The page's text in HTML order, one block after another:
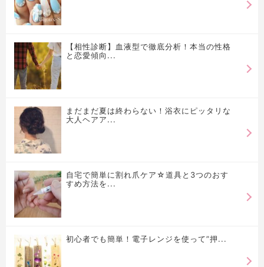
【相性診断】血液型で徹底分析！本当の性格
と恋愛傾向...
まだまだ夏は終わらない！浴衣にピッタリな
大人ヘアア...
自宅で簡単に割れ爪ケア☆道具と3つのおす
すめ方法を...
初心者でも簡単！電子レンジを使って”押...